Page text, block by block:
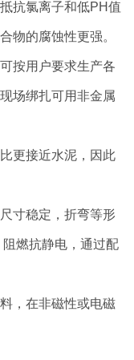
抗氯离子和低PH值
物的腐蚀性更强。
按用户要求生产各
场绑扎可用非金属
更接近水泥，因此
寸稳定，折弯等形
燃抗静电，通过配
，在非磁性或电磁